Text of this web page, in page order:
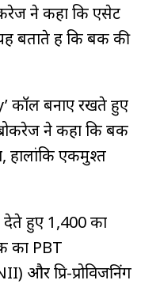
ने कहा कि एसेट
बताते हैं कि बैंक की
कॉल बनाए रखते हुए
ने कहा कि बैंक
हालांकि एकमुश्त
हुए ₹1,400 का
का PBT
और प्रि-प्रोविजनिंग